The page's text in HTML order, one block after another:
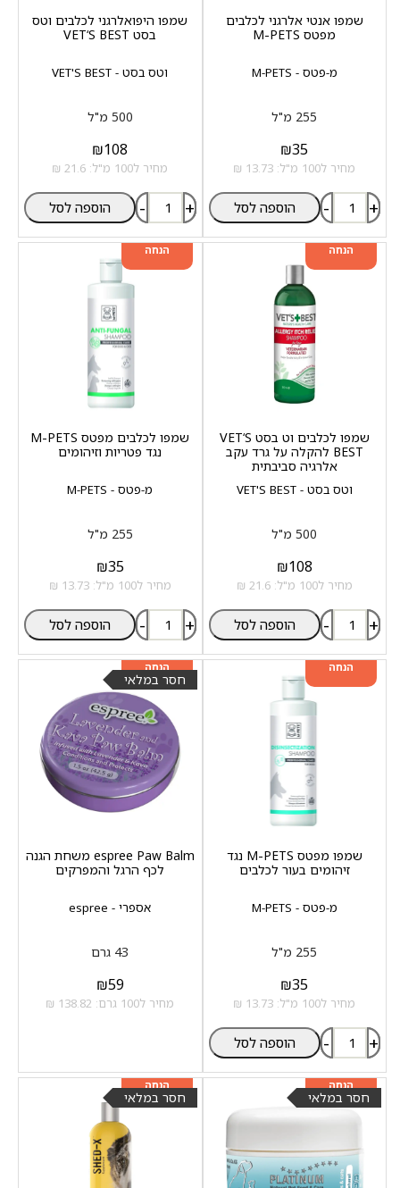
מ-פטס - M-PETS
שמפו אנטי אלרגני לכלבים
מפטס M-PETS
255 מ"ל
₪35
מחיר ל100 מ"ל: 13.73 ₪
- + הוספה לסל
וטס בסט - VET'S BEST
שמפו היפואלרגני לכלבים וטס
בסט VET‘S BEST
500 מ"ל
₪108
מחיר ל100 מ"ל: 21.6 ₪
- + הוספה לסל
מוצר שני ב-20%
הנחה
וטס בסט - VET'S BEST
שמפו לכלבים וט בסט VET‘S
BEST להקלה על גרד עקב
אלרגיה סביבתית
500 מ"ל
₪108
מחיר ל100 מ"ל: 21.6 ₪
- + הוספה לסל
מוצר שני ב-20%
הנחה
מ-פטס - M-PETS
שמפו לכלבים מפטס M-PETS
נגד פטריות וזיהומים
255 מ"ל
₪35
מחיר ל100 מ"ל: 13.73 ₪
- + הוספה לסל
מוצר שני ב-20%
הנחה
מ-פטס - M-PETS
שמפו מפטס M-PETS נגד
זיהומים בעור לכלבים
255 מ"ל
₪35
מחיר ל100 מ"ל: 13.73 ₪
- + הוספה לסל
מוצר שני ב-20%
הנחה
חסר במלאי
אספרי - espree
espree Paw Balm משחת הגנה
לכף הרגל והמפרקים
43 גרם
₪59
מחיר ל100 גרם: 138.82 ₪
מוצר שני ב-20%
הנחה
חסר במלאי
מוצר שני ב-20%
הנחה
חסר במלאי